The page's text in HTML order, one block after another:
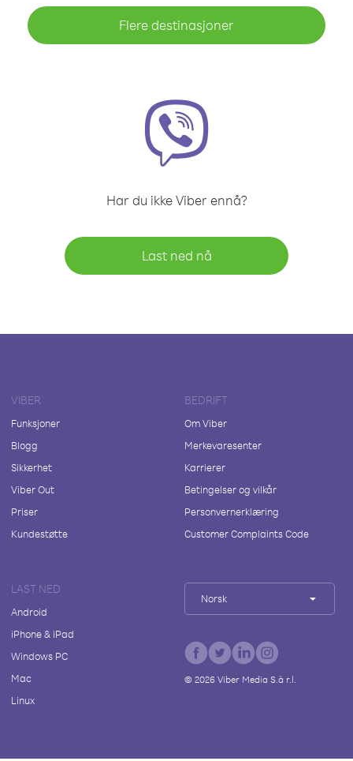
Flere destinasjoner
Har du ikke Viber ennå?
Last ned nå
VIBER
Funksjoner
Blogg
Sikkerhet
Viber Out
Priser
Kundestøtte
BEDRIFT
Om Viber
Merkevaresenter
Karrierer
Betingelser og vilkår
Personvernerklæring
Customer Complaints Code
LAST NED
Android
iPhone & iPad
Windows PC
Mac
Linux
Norsk
© 2026Viber Media S.à r.l.